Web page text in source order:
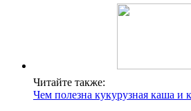
Читайте также:
Чем полезна кукурузная каша и